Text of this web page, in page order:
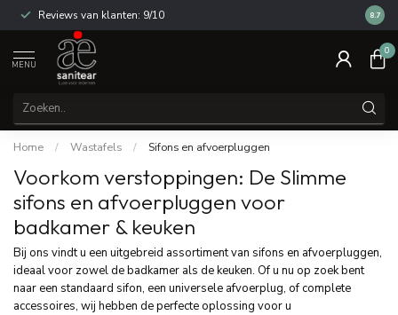
Reviews van klanten: 9/10 14
8.7
MENU
0
Home / Wastafels / Sifons en afvoerpluggen
Voorkom verstoppingen: De Slimme
sifons en afvoerpluggen voor
badkamer & keuken
Bij ons vindt u een uitgebreid assortiment van sifons en afvoerpluggen,
ideaal voor zowel de badkamer als de keuken. Of u nu op zoek bent
naar een standaard sifon, een universele afvoerplug, of complete
accessoires, wij hebben de perfecte oplossing voor u